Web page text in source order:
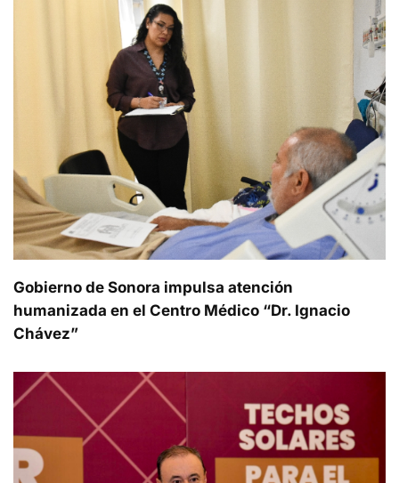
Gobierno de Sonora impulsa atención
humanizada en el Centro Médico “Dr. Ignacio
Chávez”